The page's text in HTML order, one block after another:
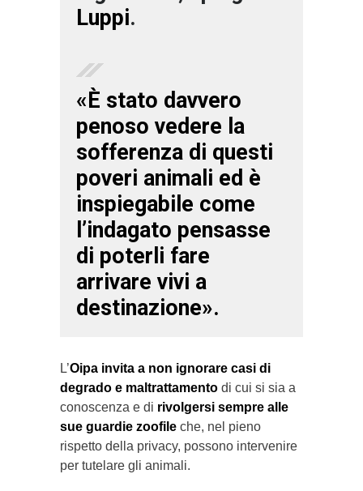
Luppi.
«È stato davvero
penoso vedere la
sofferenza di questi
poveri animali ed è
inspiegabile come
l’indagato pensasse
di poterli fare
arrivare vivi a
destinazione».
L’Oipa invita a non ignorare casi di
degrado e maltrattamento di cui si sia a
conoscenza e di rivolgersi sempre alle
sue guardie zoofile che, nel pieno
rispetto della privacy, possono intervenire
per tutelare gli animali.